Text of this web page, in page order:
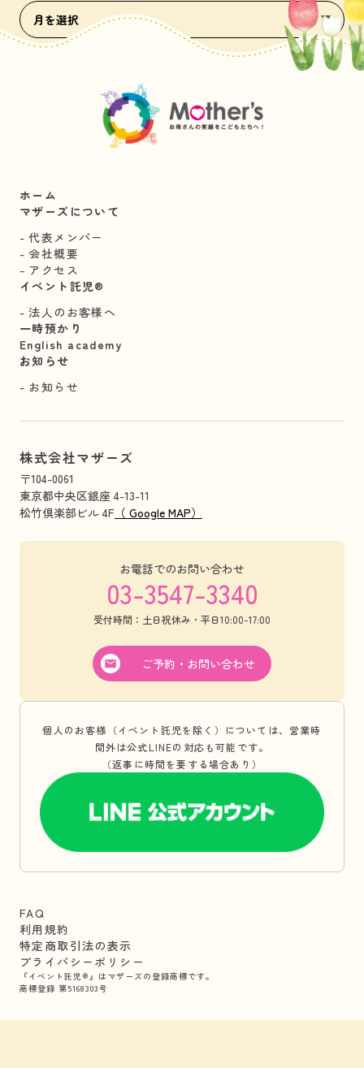
ホーム
マザーズについて
代表メンバー
会社概要
アクセス
イベント託児®︎
法人のお客様へ
一時預かり
English academy
お知らせ
お知らせ
株式会社マザーズ
〒104-0061
東京都中央区銀座 4-13-11
松竹倶楽部ビル 4F （ Google MAP）
お電話でのお問い合わせ
03-3547-3340
受付時間：土日祝休み・平日10:00-17:00
ご予約・お問い合わせ
個人のお客様（イベント託児を除く）については、営業時
間外は公式LINEの対応も可能です。
（返事に時間を要する場合あり）
FAQ
利用規約
特定商取引法の表示
プライバシーポリシー
『イベント託児®』はマザーズの登録商標です。
商標登録 第5168303号